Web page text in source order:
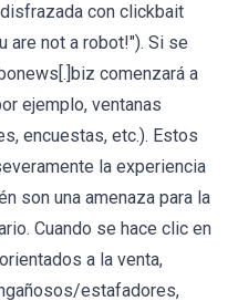
con clickbait
are not a robot!"). Si se
comenzará a
ejemplo, ventanas
encuestas, etc.). Estos
la experiencia
son una amenaza para la
Cuando se hace clic en
a la venta,
estafadores,